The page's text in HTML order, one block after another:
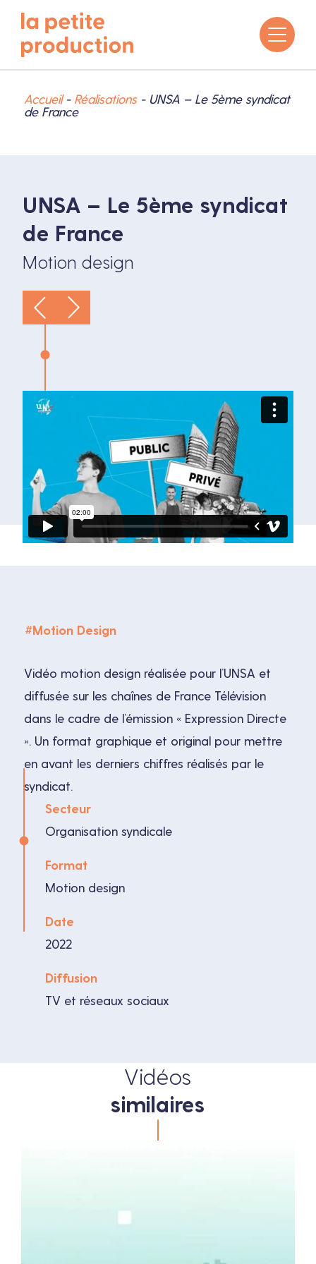
Accueil- Réalisations- UNSA – Le 5ème syndicat
de France
UNSA – Le 5ème syndicat
de France
Motion design
#Motion Design
Vidéo motion design réalisée pour l’UNSA et
diffusée sur les chaînes de France Télévision
dans le cadre de l’émission « Expression Directe
». Un format graphique et original pour mettre
en avant les derniers chiffres réalisés par le
syndicat.
Secteur
Organisation syndicale
Format
Motion design
Date
2022
Diffusion
TV et réseaux sociaux
Vidéos
similaires